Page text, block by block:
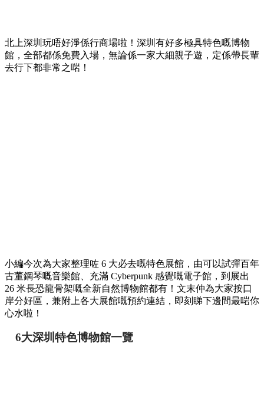
北上深圳玩唔好淨係行商場啦！深圳有好多極具特色嘅博物
館，全部都係免費入場，無論係一家大細親子遊，定係帶長輩
去行下都非常之啱！
小編今次為大家整理咗 6 大必去嘅特色展館，由可以試彈百年
古董鋼琴嘅音樂館、充滿 Cyberpunk 感覺嘅電子館，到展出
26 米長恐龍骨架嘅全新自然博物館都有！文末仲為大家按口
岸分好區，兼附上各大展館嘅預約連結，即刻睇下邊間最啱你
心水啦！
6大深圳特色博物館一覽